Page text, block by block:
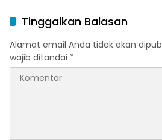
Tinggalkan Balasan
Alamat email Anda tidak akan
wajib ditandai *